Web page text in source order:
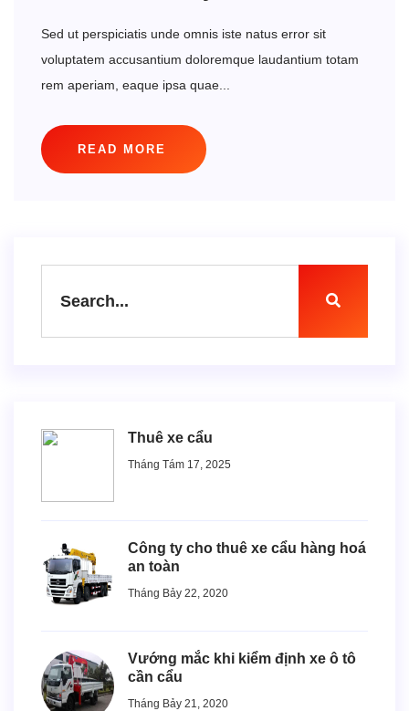
Sed ut perspiciatis unde omnis iste natus error sit
voluptatem accusantium doloremque laudantium totam
rem aperiam, eaque ipsa quae...
READ MORE
Thuê xe cẩu
Tháng Tám 17, 2025
Công ty cho thuê xe cẩu hàng hoá
an toàn
Tháng Bảy 22, 2020
Vướng mắc khi kiểm định xe ô tô
cần cẩu
Tháng Bảy 21, 2020